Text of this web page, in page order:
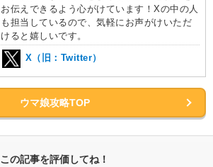
お伝えできるよう心がけています！Xの中の人
も担当しているので、気軽にお声がけいただ
けると嬉しいです。
X（旧：Twitter）
ウマ娘攻略TOP
この記事を評価してね！